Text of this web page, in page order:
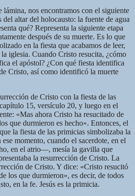
lámina, nos encontramos con el siguiente
del altar del holocausto: la fuente de agua
qué? Representa la siguiente etapa
después de su muerte. Es lo que
en la fiesta que acabamos de leer,
iglesia. Cuando Cristo resucita, ¿cómo
el apóstol? ¿Con qué fiesta identifica
Cristo, así como identificó la muerte
de Cristo con la fiesta de las
15, versículo 20, y luego en el
«Mas ahora Cristo ha resucitado de
que durmieron es hecho». Entonces, el
la fiesta de las primicias simbolizaba la
momento, cuando el sacerdote, en el
en el atrio—, mesía la gavilla que
la resurrección de Cristo. La
de Cristo. Y dice: «Cristo resucitó
los que durmieron», es decir, de todos
en la fe. Jesús es la primicia.